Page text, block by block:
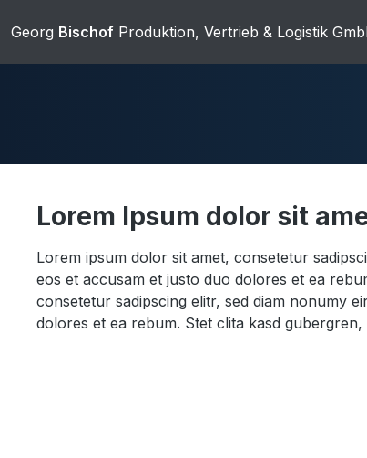
to main content
Skip to search
Skip to main navigation
Georg Bischof Produktion, Vertrieb & Logistik
Duschwannen
Sanitärkeramik
Lorem Ipsum dolor sit
Lorem ipsum dolor sit amet, consetetur
eos et accusam et justo duo dolores et ea
consetetur sadipscing elitr, sed diam nonumy
dolores et ea rebum. Stet clita kasd